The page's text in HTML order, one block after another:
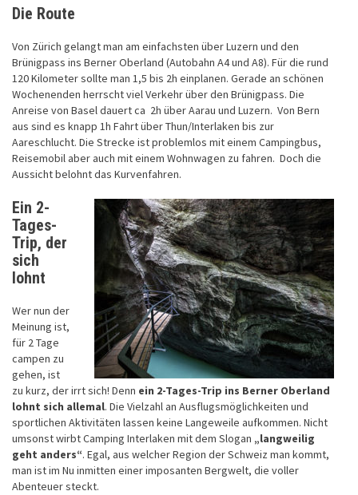
Die Route
Von Zürich gelangt man am einfachsten über Luzern und den
Brünigpass ins Berner Oberland (Autobahn A4 und A8). Für die rund
120 Kilometer sollte man 1,5 bis 2h einplanen. Gerade an schönen
Wochenenden herrscht viel Verkehr über den Brünigpass. Die
Anreise von Basel dauert ca 2h über Aarau und Luzern. Von Bern
aus sind es knapp 1h Fahrt über Thun/Interlaken bis zur
Aareschlucht. Die Strecke ist problemlos mit einem Campingbus,
Reisemobil aber auch mit einem Wohnwagen zu fahren. Doch die
Aussicht belohnt das Kurvenfahren.
Ein 2-
Tages-
Trip, der
sich
lohnt
Wer nun der
Meinung ist,
für 2 Tage
campen zu
gehen, ist
zu kurz, der irrt sich! Denn ein 2-Tages-Trip ins Berner Oberland
lohnt sich allemal. Die Vielzahl an Ausflugsmöglichkeiten und
sportlichen Aktivitäten lassen keine Langeweile aufkommen. Nicht
umsonst wirbt Camping Interlaken mit dem Slogan „langweilig
geht anders“. Egal, aus welcher Region der Schweiz man kommt,
man ist im Nu inmitten einer imposanten Bergwelt, die voller
Abenteuer steckt.